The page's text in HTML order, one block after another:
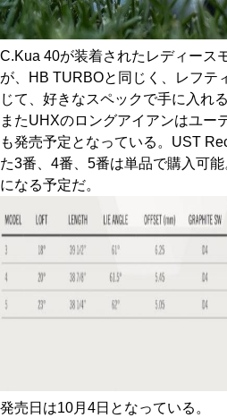
C.Kua 40が装着されたレディース
が、HB TURBOと同じく、レフテ
じて、好きなスペックで手に入れ
またUHXのロングアイアンはユー
も発売予定となっている。UST
た3番、4番、5番は単品で購入可
になる予定だ。
発売日は10月4日となっている。